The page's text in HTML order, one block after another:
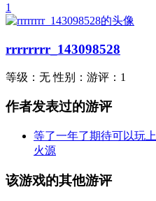
1
rrrrrrrr_143098528
等级： 无 性别： 游评： 1
作者发表过的游评
等了一年了期待可以玩上
火源
该游戏的其他游评